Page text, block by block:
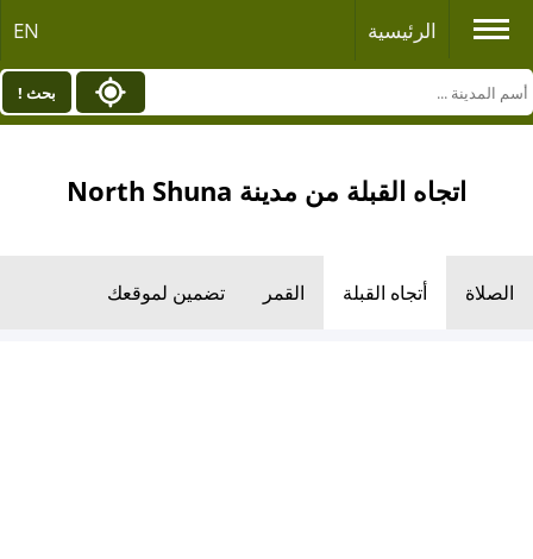
الرئيسية EN
بحث !
اتجاه القبلة من مدينة North Shuna
الصلاة أتجاه القبلة القمر تضمين لموقعك